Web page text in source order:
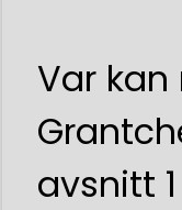
Var
avsnitt